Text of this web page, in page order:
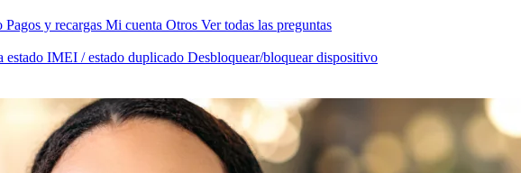
Pagos y recargas Mi cuenta Otros Ver todas las preguntas
estado IMEI / estado duplicado Desbloquear/bloquear dispositivo